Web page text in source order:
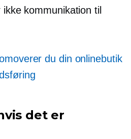
ikke kommunikation til
du din onlinebutik
det er